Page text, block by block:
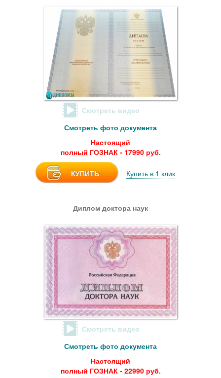
Смотреть видео
Смотреть фото документа
Настоящий
полный ГОЗНАК - 17990 руб.
КУПИТЬ Купить в 1 клик
Диплом доктора наук
Смотреть видео
Смотреть фото документа
Настоящий
полный ГОЗНАК - 22990 руб.